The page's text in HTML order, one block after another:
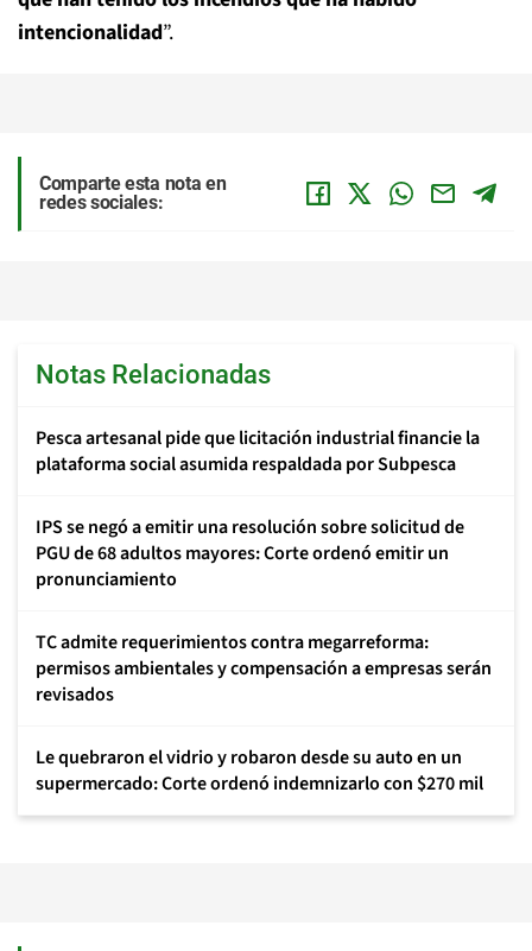
intencionalidad”.
Comparte esta nota en
redes sociales:
Notas Relacionadas
Pesca artesanal pide que licitación industrial financie la
plataforma social asumida respaldada por Subpesca
IPS se negó a emitir una resolución sobre solicitud de
PGU de 68 adultos mayores: Corte ordenó emitir un
pronunciamiento
TC admite requerimientos contra megarreforma:
permisos ambientales y compensación a empresas serán
revisados
Le quebraron el vidrio y robaron desde su auto en un
supermercado: Corte ordenó indemnizarlo con $270 mil